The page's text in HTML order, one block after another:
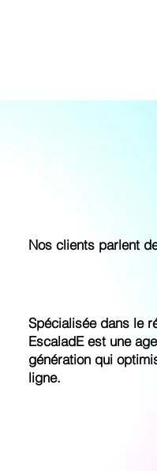
Spécialisée dans le
EscaladE est une
génération qui
ligne.
Nos clients parlent